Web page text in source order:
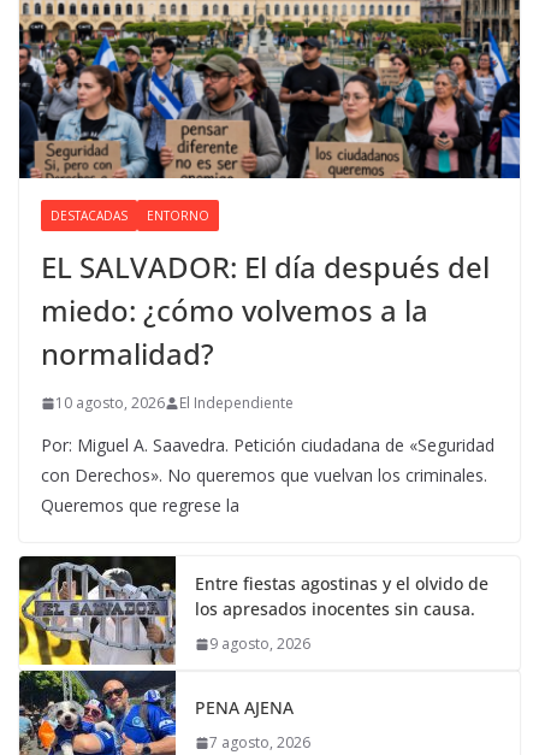
DESTACADAS ENTORNO
EL SALVADOR: El día después del
miedo: ¿cómo volvemos a la
normalidad?
10 agosto, 2026 El Independiente
Por: Miguel A. Saavedra. Petición ciudadana de «Seguridad
con Derechos». No queremos que vuelvan los criminales.
Queremos que regrese la
Entre fiestas agostinas y el olvido de
los apresados inocentes sin causa.
9 agosto, 2026
PENA AJENA
7 agosto, 2026